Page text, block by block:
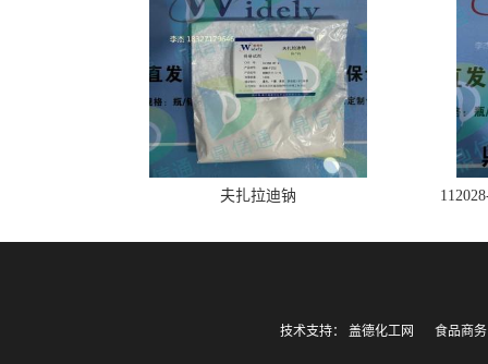
夫扎拉迪钠
技术支持： 盖德化工网 食品商